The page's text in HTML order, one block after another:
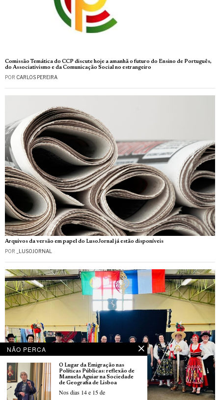
Comissão Temática do CCP discute hoje a amanhã o futuro do Ensino de Português,
do Associativismo e da Comunicação Social no estrangeiro
POR CARLOS PEREIRA
Arquivos da versão em papel do LusoJornal já estão disponíveis
POR _LUSOJORNAL
NÃO PERCA
O Lugar da Emigração nas
Políticas Públicas: reflexão de
Manuela Aguiar na Sociedade
de Geografia de Lisboa
Nos dias 14 e 15 de